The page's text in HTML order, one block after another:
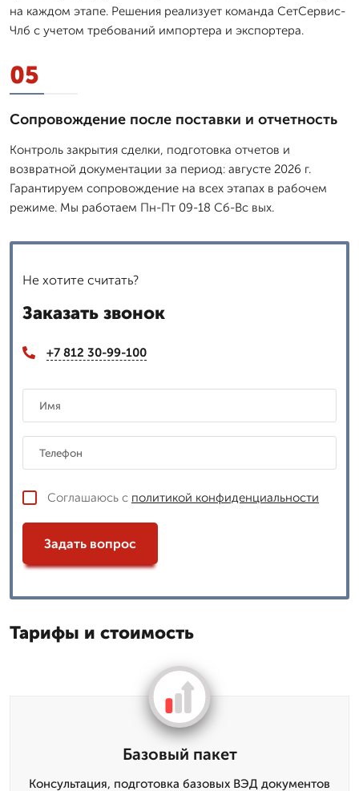
на каждом этапе. Решения реализует команда СетСервис-
Члб с учетом требований импортера и экспортера.
05
Сопровождение после поставки и отчетность
Контроль закрытия сделки, подготовка отчетов и
возвратной документации за период: августе 2026 г.
Гарантируем сопровождение на всех этапах в рабочем
режиме. Мы работаем Пн-Пт 09-18 Сб-Вс вых.
Не хотите считать?
Заказать звонок
+7 812 30-99-100
Соглашаюсь с политикой конфиденциальности
Задать вопрос
Тарифы и стоимость
Базовый пакет
Консультация, подготовка базовых ВЭД документов